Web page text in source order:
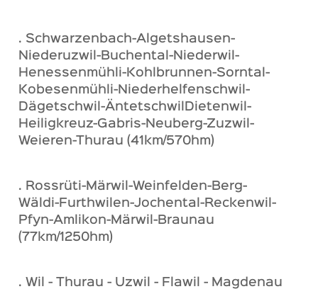
. Schwarzenbach-Algetshausen-
Niederuzwil-Buchental-Niederwil-
Henessenmühli-Kohlbrunnen-Sorntal-
Kobesenmühli-Niederhelfenschwil-
Dägetschwil-ÄntetschwilDietenwil-
Heiligkreuz-Gabris-Neuberg-Zuzwil-
Weieren-Thurau (41km/570hm)
. Rossrüti-Märwil-Weinfelden-Berg-
Wäldi-Furthwilen-Jochental-Reckenwil-
Pfyn-Amlikon-Märwil-Braunau
(77km/1250hm)
. Wil - Thurau - Uzwil - Flawil - Magdenau